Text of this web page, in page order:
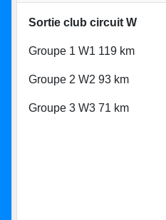
Sortie club circuit W
Groupe 1 W1 119 km
Groupe 2 W2 93 km
Groupe 3 W3 71 km